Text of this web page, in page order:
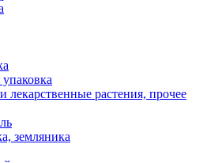
лекарственные растения, прочее
земляника